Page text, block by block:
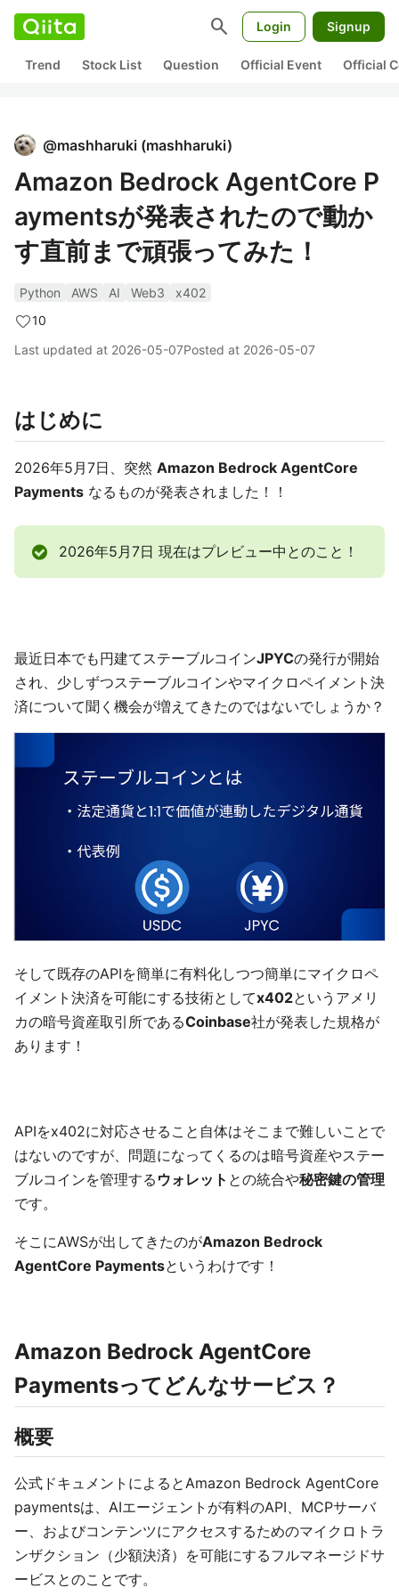
search Login Signup
Trend Stock List Question Official Event Official
@mashharuki (mashharuki)
Amazon Bedrock AgentCore P
aymentsが発表されたので動か
す直前まで頑張ってみた！
Python AWS AI Web3
x402
10
Last updated at 2026-05-07Posted at 2026-05-07
はじめに
2026年5月7日、突然 Amazon Bedrock AgentCore
Payments なるものが発表されました！！
2026年5月7日 現在はプレビュー中とのこと！
最近日本でも円建てステーブルコインJPYCの発行が開始
され、少しずつステーブルコインやマイクロペイメント決
済について聞く機会が増えてきたのではないでしょうか？
そして既存のAPIを簡単に有料化しつつ簡単にマイクロペ
イメント決済を可能にする技術としてx402というアメリ
カの暗号資産取引所であるCoinbase社が発表した規格が
あります！
APIをx402に対応させること自体はそこまで難しいことで
はないのですが、問題になってくるのは暗号資産やステー
ブルコインを管理する ウォレット との統合や秘密鍵の管理
です。
そこにAWSが出してきたのがAmazon Bedrock
AgentCore Paymentsというわけです！
Amazon Bedrock AgentCore
Paymentsってどんなサービス？
概要
公式ドキュメントによるとAmazon Bedrock AgentCore
paymentsは、AIエージェントが有料のAPI、MCPサーバ
ー、およびコンテンツにアクセスするためのマイクロトラ
ンザクション（少額決済）を可能にするフルマネージドサ
ービスとのことです。